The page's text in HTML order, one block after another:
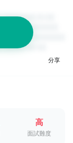
分享
高
面試難度